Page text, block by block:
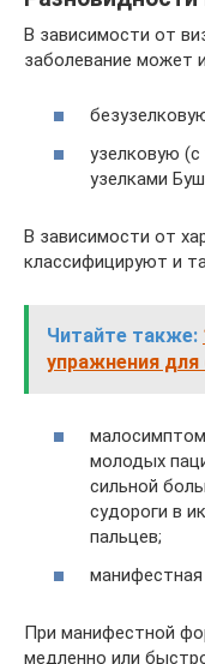
В зависимости от
заболевание может
узелковую
узелками
В зависимости от
классифицируют и
Читайте также:
упражнения для
молодых
сильной
судороги в
пальцев;
При манифестной
медленно или